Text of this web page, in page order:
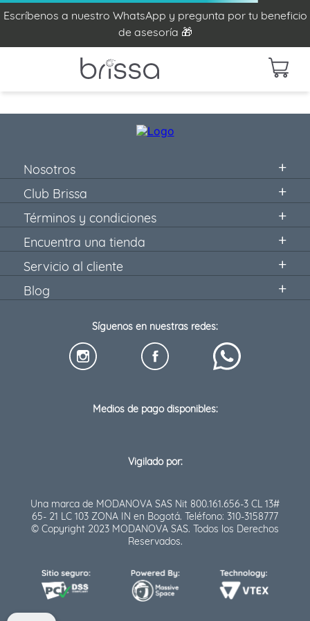
Escríbenos a nuestro WhatsApp y pregunta por tu beneficio
de asesoría 🎁
Nosotros
Club Brissa
Términos y condiciones
Encuentra una tienda
Servicio al cliente
Blog
Síguenos en nuestras redes:
Medios de pago disponibles:
Vigilado por:
Una marca de MODANOVA SAS Nit 800.161.656-3 CL 13#
65- 21 LC 103 ZONA IN en Bogotá. Teléfono: 310-3158777
© Copyright 2023 MODANOVA SAS. Todos los Derechos
Reservados.